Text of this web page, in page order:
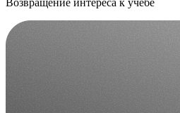
Возвращение интереса к учёбе